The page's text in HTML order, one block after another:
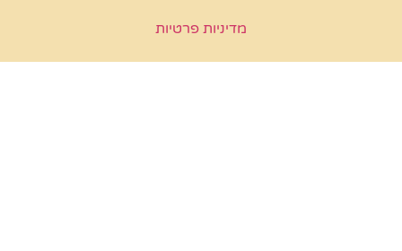
מדיניות פרטיות